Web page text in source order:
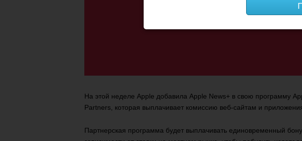
На этой неделе Apple добавила Apple News+ в свою программу
Partners, которая выплачивает комиссию веб-сайтам и
Партнерская программа будет выплачивать единовременный